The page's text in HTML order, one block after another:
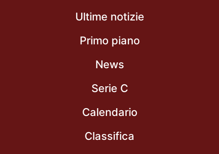
Ultime notizie
Primo piano
News
Serie C
Calendario
Classifica